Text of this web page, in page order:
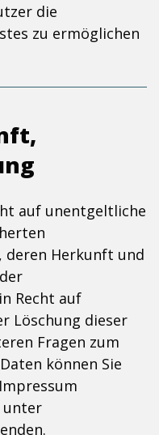
die
zu ermöglichen
auf unentgeltliche
deren Herkunft und
Recht auf
Löschung dieser
Fragen zum
können Sie
unter